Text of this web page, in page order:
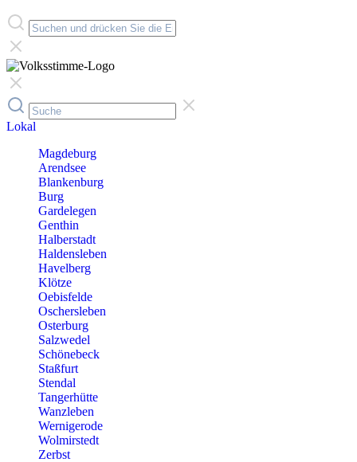
Lokal
Magdeburg
Arendsee
Blankenburg
Burg
Gardelegen
Genthin
Halberstadt
Haldensleben
Havelberg
Klötze
Oebisfelde
Oschersleben
Osterburg
Salzwedel
Schönebeck
Staßfurt
Stendal
Tangerhütte
Wanzleben
Wernigerode
Wolmirstedt
Zerbst